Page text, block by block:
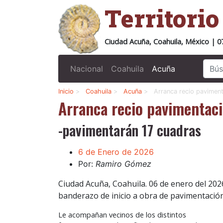
Ciudad Acuña, Coahuila, México |
Nacional Coahuila Acuña
Inicio > Coahuila > Acuña > Arranca recio
Arranca recio
-pavimentarán 17 cuadras
6 de Enero de 2026
Por: Ramiro Gómez
Ciudad Acuña, Coahuila. 06 de enero del
banderazo de inicio a obra de
Le acompañan vecinos de los distintos